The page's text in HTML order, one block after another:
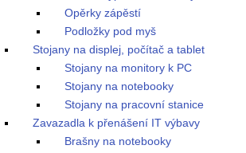
Opěrky zápěstí
Podložky pod myš
Stojany na displej, počítač a tablet
Stojany na monitory k PC
Stojany na notebooky
Stojany na pracovní stanice
Zavazadla k přenášení IT výbavy
Brašny na notebooky